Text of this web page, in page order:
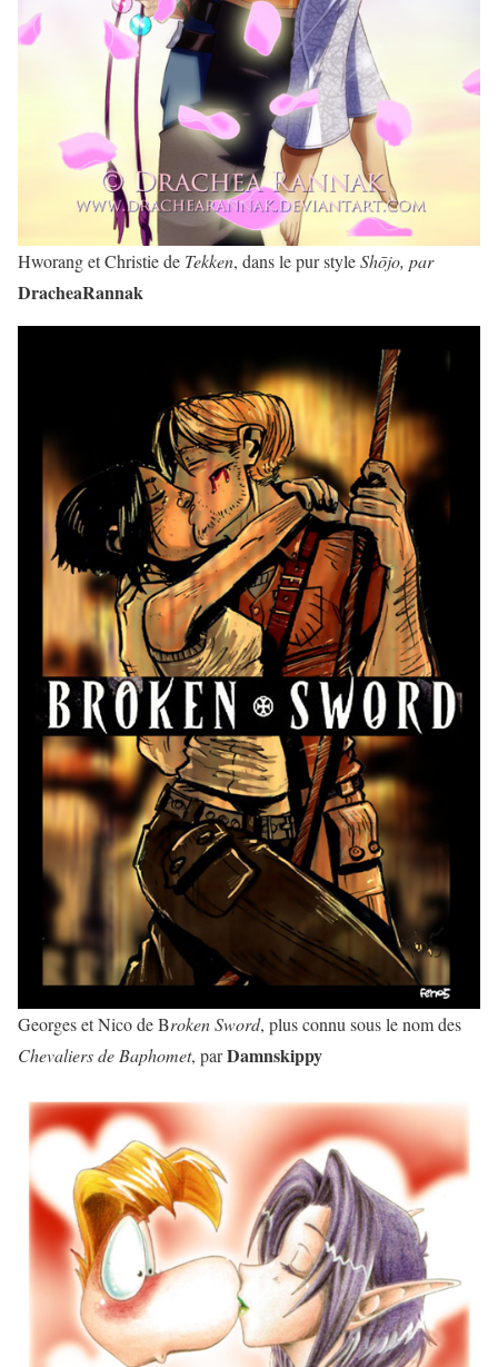
Hworang et Christie de Tekken, dans le pur styleShōjo, par
DracheaRannak
Georges et Nico de Broken Sword, plus connu sous le nom des
Chevaliers de Baphomet, parDamnskippy